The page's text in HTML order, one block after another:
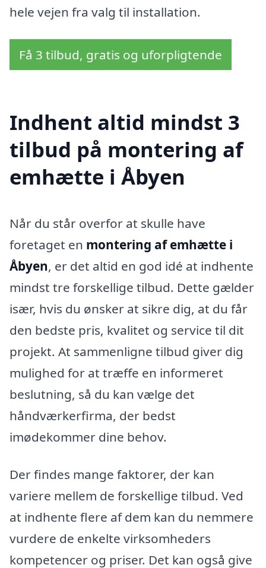
hele vejen fra valg til installation.
Få 3 tilbud, gratis og uforpligtende
Indhent altid mindst 3
tilbud på montering af
emhætte i Åbyen
Når du står overfor at skulle have
foretaget en montering af emhætte i
Åbyen, er det altid en god idé at indhente
mindst tre forskellige tilbud. Dette gælder
især, hvis du ønsker at sikre dig, at du får
den bedste pris, kvalitet og service til dit
projekt. At sammenligne tilbud giver dig
mulighed for at træffe en informeret
beslutning, så du kan vælge det
håndværkerfirma, der bedst
imødekommer dine behov.
Der findes mange faktorer, der kan
variere mellem de forskellige tilbud. Ved
at indhente flere af dem kan du nemmere
vurdere de enkelte virksomheders
kompetencer og priser. Det kan også give